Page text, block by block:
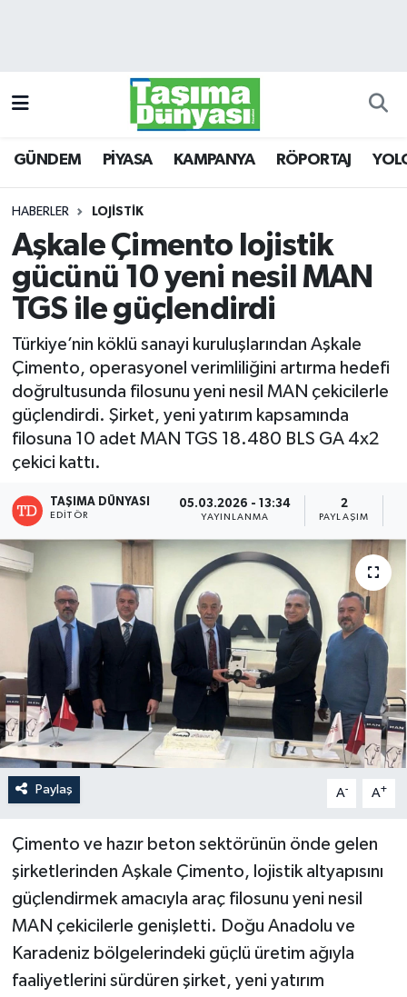
GÜNDEM PİYASA KAMPANYA RÖPORTAJ
HABERLER LOJİSTİK
Aşkale Çimento lojistik
gücünü 10 yeni nesil MAN
TGS ile güçlendirdi
Türkiye’nin köklü sanayi kuruluşlarından Aşkale
Çimento, operasyonel verimliliğini artırma hedefi
doğrultusunda filosunu yeni nesil MAN çekicilerle
güçlendirdi. Şirket, yeni yatırım kapsamında
filosuna 10 adet MAN TGS 18.480 BLS GA 4x2
çekici kattı.
TAŞIMA DÜNYASI
EDITÖR
05.03.2026 - 13:34
YAYINLANMA
2
PAYLAŞIM
Paylaş A- A+
Çimento ve hazır beton sektörünün önde gelen
şirketlerinden Aşkale Çimento, lojistik altyapısını
güçlendirmek amacıyla araç filosunu yeni nesil
MAN çekicilerle genişletti. Doğu Anadolu ve
Karadeniz bölgelerindeki güçlü üretim ağıyla
faaliyetlerini sürdüren şirket, yeni yatırım
KAMPANYA
RÖPORTAJ
YOLCU TAŞIMA
LOJİSTİK
E-GAZETE
TAŞITLAR
Trafik Durumu
Süper Lig Puan Durumu ve Fikstür
Tüm Manşetler
Son Dakika Haberleri
Haber Arşivi